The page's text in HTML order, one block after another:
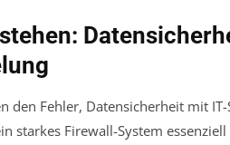
den Fehler, Datensicherheit mit
starkes Firewall-System